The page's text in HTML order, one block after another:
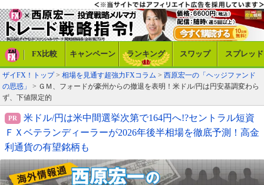
FX比較 キャンペーン ランキング スワップ スプレッド
ザイFX！トップ> 相場を見通す超強力FXコラム > 西原宏一の「ヘッジファンド
の思惑」
> ＧＭ、フォードが豪州からの撤退を表明！米ドル/円は円安基調変わら
ず、下値限定的
米ドル/円は米中間選挙次第で164円へ!?セントラル短資
ＦＸベテランディーラーが2026年後半相場を徹底予測！高金
利通貨の有望銘柄も